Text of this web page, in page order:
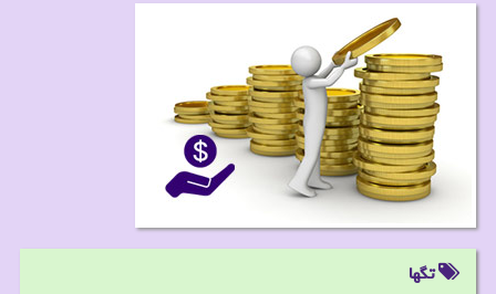
تگها